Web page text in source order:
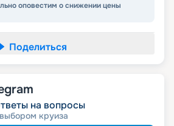
оповестим о снижении цены
Поделиться
на вопросы
круиза